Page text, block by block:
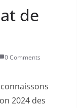
de
0 Comments
2024 des